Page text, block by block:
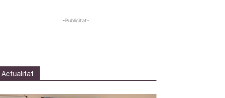
-Publicitat-
Actualitat